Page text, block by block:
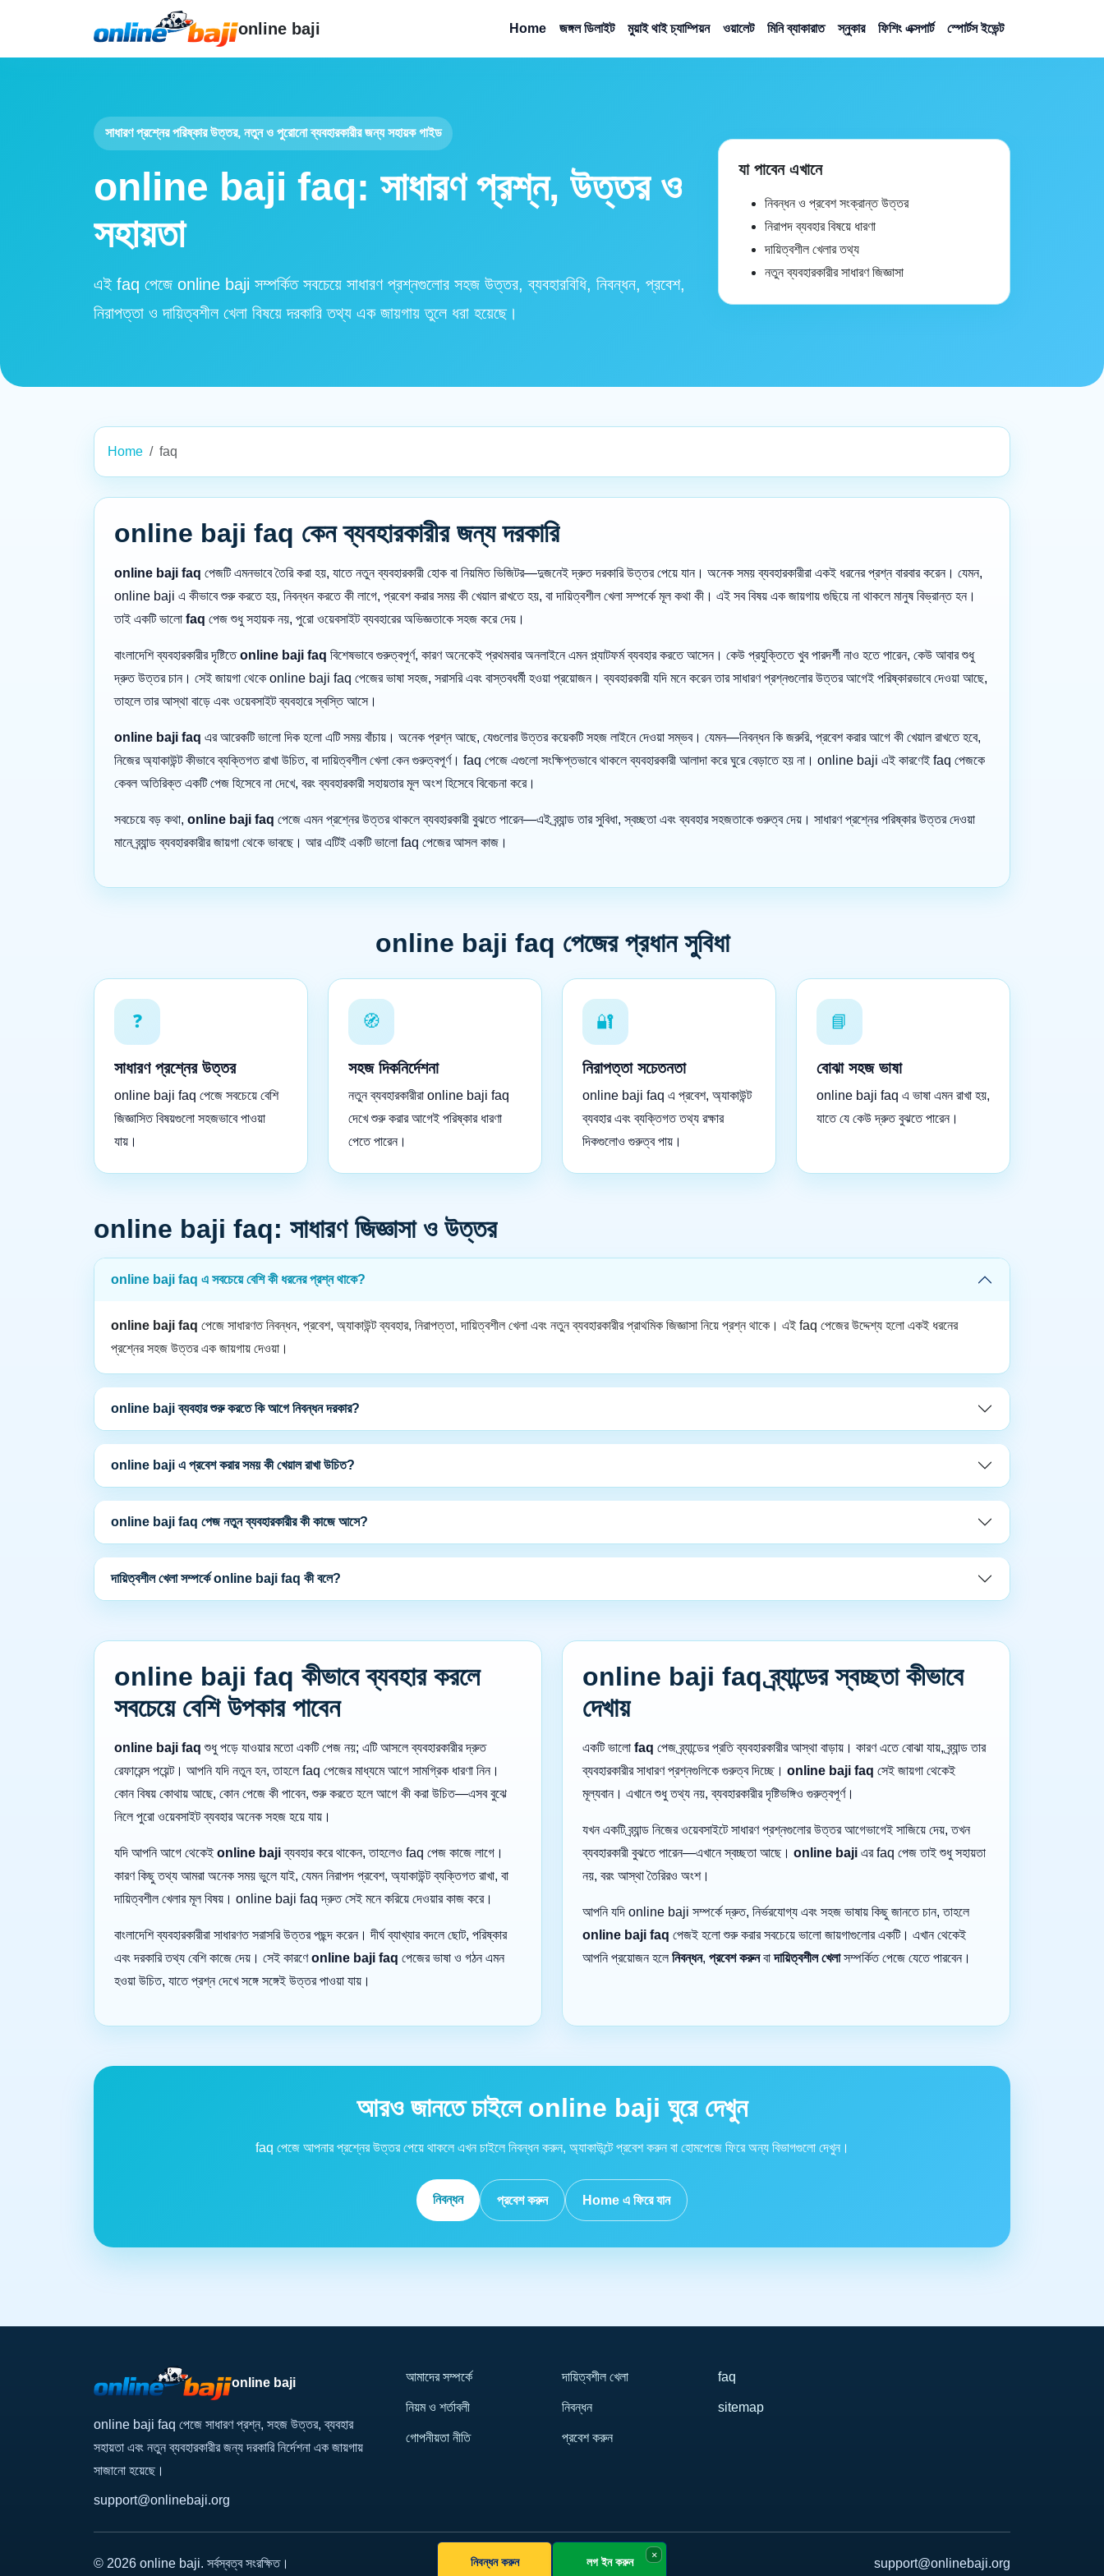
online baji Home জঙ্গল ডিলাইট মুয়াই থাই চ্যাম্পিয়ন ওয়ালেট মিনি ব্যাকারাত স্নুকার ফিশিং এক্সপার্ট স্পোর্টস ইভেন্ট
সাধারণ প্রশ্নের পরিষ্কার উত্তর, নতুন ও পুরোনো ব্যবহারকারীর জন্য সহায়ক গাইড
online baji faq: সাধারণ প্রশ্ন, উত্তর ও
সহায়তা
এই faq পেজে online baji সম্পর্কিত সবচেয়ে সাধারণ প্রশ্নগুলোর সহজ উত্তর, ব্যবহারবিধি, নিবন্ধন, প্রবেশ,
নিরাপত্তা ও দায়িত্বশীল খেলা বিষয়ে দরকারি তথ্য এক জায়গায় তুলে ধরা হয়েছে।
যা পাবেন এখানে
নিবন্ধন ও প্রবেশ সংক্রান্ত উত্তর
নিরাপদ ব্যবহার বিষয়ে ধারণা
দায়িত্বশীল খেলার তথ্য
নতুন ব্যবহারকারীর সাধারণ জিজ্ঞাসা
Home faq
online baji faq কেন ব্যবহারকারীর জন্য দরকারি
online baji faq পেজটি এমনভাবে তৈরি করা হয়, যাতে নতুন ব্যবহারকারী হোক বা নিয়মিত ভিজিটর—দুজনেই দ্রুত দরকারি উত্তর পেয়ে যান। অনেক সময় ব্যবহারকারীরা একই ধরনের প্রশ্ন বারবার করেন। যেমন,
online baji এ কীভাবে শুরু করতে হয়, নিবন্ধন করতে কী লাগে, প্রবেশ করার সময় কী খেয়াল রাখতে হয়, বা দায়িত্বশীল খেলা সম্পর্কে মূল কথা কী। এই সব বিষয় এক জায়গায় গুছিয়ে না থাকলে মানুষ বিভ্রান্ত হন।
তাই একটি ভালো faq পেজ শুধু সহায়ক নয়, পুরো ওয়েবসাইট ব্যবহারের অভিজ্ঞতাকে সহজ করে দেয়।
বাংলাদেশি ব্যবহারকারীর দৃষ্টিতেonline baji faq বিশেষভাবে গুরুত্বপূর্ণ, কারণ অনেকেই প্রথমবার অনলাইনে এমন প্ল্যাটফর্ম ব্যবহার করতে আসেন। কেউ প্রযুক্তিতে খুব পারদর্শী নাও হতে পারেন, কেউ আবার শুধু
দ্রুত উত্তর চান। সেই জায়গা থেকে online baji faq পেজের ভাষা সহজ, সরাসরি এবং বাস্তবধর্মী হওয়া প্রয়োজন। ব্যবহারকারী যদি মনে করেন তার সাধারণ প্রশ্নগুলোর উত্তর আগেই পরিষ্কারভাবে দেওয়া আছে,
তাহলে তার আস্থা বাড়ে এবং ওয়েবসাইট ব্যবহারে স্বস্তি আসে।
online baji faq এর আরেকটি ভালো দিক হলো এটি সময় বাঁচায়। অনেক প্রশ্ন আছে, যেগুলোর উত্তর কয়েকটি সহজ লাইনে দেওয়া সম্ভব। যেমন—নিবন্ধন কি জরুরি, প্রবেশ করার আগে কী খেয়াল রাখতে হবে,
নিজের অ্যাকাউন্ট কীভাবে ব্যক্তিগত রাখা উচিত, বা দায়িত্বশীল খেলা কেন গুরুত্বপূর্ণ। faq পেজে এগুলো সংক্ষিপ্তভাবে থাকলে ব্যবহারকারী আলাদা করে ঘুরে বেড়াতে হয় না। online baji এই কারণেই faq পেজকে
কেবল অতিরিক্ত একটি পেজ হিসেবে না দেখে, বরং ব্যবহারকারী সহায়তার মূল অংশ হিসেবে বিবেচনা করে।
সবচেয়ে বড় কথা, online baji faq পেজে এমন প্রশ্নের উত্তর থাকলে ব্যবহারকারী বুঝতে পারেন—এই ব্র্যান্ড তার সুবিধা, স্বচ্ছতা এবং ব্যবহার সহজতাকে গুরুত্ব দেয়। সাধারণ প্রশ্নের পরিষ্কার উত্তর দেওয়া
মানে ব্র্যান্ড ব্যবহারকারীর জায়গা থেকে ভাবছে। আর এটিই একটি ভালো faq পেজের আসল কাজ।
online baji faq পেজের প্রধান সুবিধা
❓
সাধারণ প্রশ্নের উত্তর
online baji faq পেজে সবচেয়ে বেশি
জিজ্ঞাসিত বিষয়গুলো সহজভাবে পাওয়া
যায়।
🧭
সহজ দিকনির্দেশনা
নতুন ব্যবহারকারীরা online baji faq
দেখে শুরু করার আগেই পরিষ্কার ধারণা
পেতে পারেন।
🔐
নিরাপত্তা সচেতনতা
online baji faq এ প্রবেশ, অ্যাকাউন্ট
ব্যবহার এবং ব্যক্তিগত তথ্য রক্ষার
দিকগুলোও গুরুত্ব পায়।
📘
বোঝা সহজ ভাষা
online baji faq এ ভাষা এমন রাখা হয়,
যাতে যে কেউ দ্রুত বুঝতে পারেন।
online baji faq: সাধারণ জিজ্ঞাসা ও উত্তর
online baji faq এ সবচেয়ে বেশি কী ধরনের প্রশ্ন থাকে?
online baji faq পেজে সাধারণত নিবন্ধন, প্রবেশ, অ্যাকাউন্ট ব্যবহার, নিরাপত্তা, দায়িত্বশীল খেলা এবং নতুন ব্যবহারকারীর প্রাথমিক জিজ্ঞাসা নিয়ে প্রশ্ন থাকে। এই faq পেজের উদ্দেশ্য হলো একই ধরনের
প্রশ্নের সহজ উত্তর এক জায়গায় দেওয়া।
online baji ব্যবহার শুরু করতে কি আগে নিবন্ধন দরকার?
online baji এ প্রবেশ করার সময় কী খেয়াল রাখা উচিত?
online baji faq পেজ নতুন ব্যবহারকারীর কী কাজে আসে?
দায়িত্বশীল খেলা সম্পর্কে online baji faq কী বলে?
online baji faq কীভাবে ব্যবহার করলে
সবচেয়ে বেশি উপকার পাবেন
online baji faq শুধু পড়ে যাওয়ার মতো একটি পেজ নয়; এটি আসলে ব্যবহারকারীর দ্রুত
রেফারেন্স পয়েন্ট। আপনি যদি নতুন হন, তাহলে faq পেজের মাধ্যমে আগে সামগ্রিক ধারণা নিন।
কোন বিষয় কোথায় আছে, কোন পেজে কী পাবেন, শুরু করতে হলে আগে কী করা উচিত—এসব বুঝে
নিলে পুরো ওয়েবসাইট ব্যবহার অনেক সহজ হয়ে যায়।
যদি আপনি আগে থেকেই online bajiব্যবহার করে থাকেন, তাহলেও faq পেজ কাজে লাগে।
কারণ কিছু তথ্য আমরা অনেক সময় ভুলে যাই, যেমন নিরাপদ প্রবেশ, অ্যাকাউন্ট ব্যক্তিগত রাখা, বা
দায়িত্বশীল খেলার মূল বিষয়। online baji faq দ্রুত সেই মনে করিয়ে দেওয়ার কাজ করে।
বাংলাদেশি ব্যবহারকারীরা সাধারণত সরাসরি উত্তর পছন্দ করেন। দীর্ঘ ব্যাখ্যার বদলে ছোট, পরিষ্কার
এবং দরকারি তথ্য বেশি কাজে দেয়। সেই কারণেonline baji faq পেজের ভাষা ও গঠন এমন
হওয়া উচিত, যাতে প্রশ্ন দেখে সঙ্গে সঙ্গেই উত্তর পাওয়া যায়।
online baji faq ব্র্যান্ডের স্বচ্ছতা কীভাবে
দেখায়
একটি ভালো faq পেজ ব্র্যান্ডের প্রতি ব্যবহারকারীর আস্থা বাড়ায়। কারণ এতে বোঝা যায়, ব্র্যান্ড তার
ব্যবহারকারীর সাধারণ প্রশ্নগুলিকে গুরুত্ব দিচ্ছে। online baji faq সেই জায়গা থেকেই
মূল্যবান। এখানে শুধু তথ্য নয়, ব্যবহারকারীর দৃষ্টিভঙ্গিও গুরুত্বপূর্ণ।
যখন একটি ব্র্যান্ড নিজের ওয়েবসাইটে সাধারণ প্রশ্নগুলোর উত্তর আগেভাগেই সাজিয়ে দেয়, তখন
ব্যবহারকারী বুঝতে পারেন—এখানে স্বচ্ছতা আছে। online baji এর faq পেজ তাই শুধু সহায়তা
নয়, বরং আস্থা তৈরিরও অংশ।
আপনি যদি online baji সম্পর্কে দ্রুত, নির্ভরযোগ্য এবং সহজ ভাষায় কিছু জানতে চান, তাহলে
online baji faq পেজই হলো শুরু করার সবচেয়ে ভালো জায়গাগুলোর একটি। এখান থেকেই
আপনি প্রয়োজন হলেনিবন্ধন, প্রবেশ করুনবাদায়িত্বশীল খেলাসম্পর্কিত পেজে যেতে পারবেন।
আরও জানতে চাইলে online baji ঘুরে দেখুন
faq পেজে আপনার প্রশ্নের উত্তর পেয়ে থাকলে এখন চাইলে নিবন্ধন করুন, অ্যাকাউন্টে প্রবেশ করুন বা হোমপেজে ফিরে অন্য বিভাগগুলো দেখুন।
নিবন্ধন প্রবেশ করুন Home এ ফিরে যান
online baji
online baji faq পেজে সাধারণ প্রশ্ন, সহজ উত্তর, ব্যবহার
সহায়তা এবং নতুন ব্যবহারকারীর জন্য দরকারি নির্দেশনা এক জায়গায়
সাজানো হয়েছে।
support@onlinebaji.org
আমাদের সম্পর্কে
নিয়ম ও শর্তাবলী
গোপনীয়তা নীতি
দায়িত্বশীল খেলা
নিবন্ধন
প্রবেশ করুন
faq
sitemap
© 2026 online baji. সর্বস্বত্ব সংরক্ষিত। support@onlinebaji.org
×
নিবন্ধন করুন লগ ইন করুন